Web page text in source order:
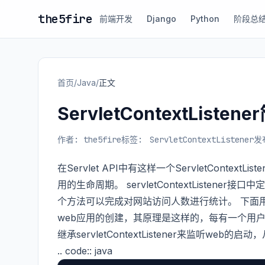
the5fire 前端开发 Django Python 阶段总
首页/Java/正文
ServletContextListener
作者: the5fire标签: ServletContextListener
在Servlet API中有这样一个
用的生命周期。 servletContextListener接口中
个方法可以完成对网站访问人数进行统计。 下
web应用的创建，其原理是这样的，每有一个用
继承servletContextListener来监听web的启动
.. code:: java